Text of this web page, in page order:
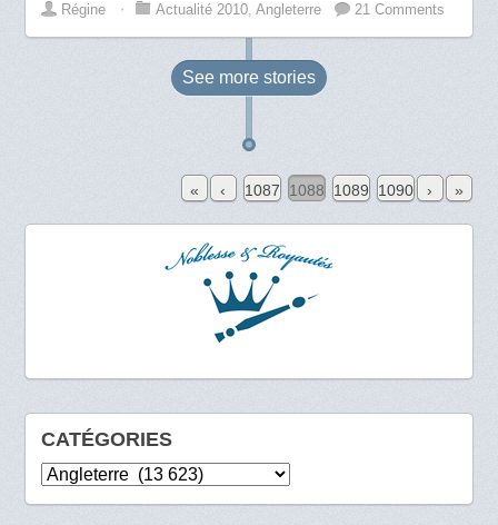
Régine ⋅ Actualité 2010,Angleterre 21 Comments
See more stories
« ‹ 1087 1088 1089 1090 › »
CATÉGORIES
Catégories